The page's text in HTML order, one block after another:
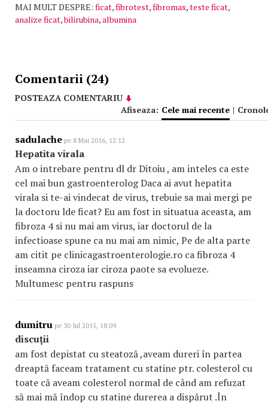
MAI MULT DESPRE: ficat,fibrotest,fibromax,teste ficat,
analize ficat,bilirubina,albumina
Comentarii (24)
POSTEAZA COMENTARIU
Afiseaza: Cele mai recente |
sadulache pe 8 Mai 2016, 12:12
Hepatita virala
Am o intrebare pentru dl dr Ditoiu , am inteles ca este
cel mai bun gastroenterolog Daca ai avut hepatita
virala si te-ai vindecat de virus, trebuie sa mai mergi pe
la doctoru lde ficat? Eu am fost in situatua aceasta, am
fibroza 4 si nu mai am virus, iar doctorul de la
infectioase spune ca nu mai am nimic, Pe de alta parte
am citit pe clinicagastroenterologie.ro ca fibroza 4
inseamna ciroza iar ciroza paote sa evolueze.
Multumesc pentru raspuns
dumitru pe 30 Iul 2015, 18:09
discuții
am fost depistat cu steatoză ,aveam dureri în partea
dreaptă faceam tratament cu statine ptr. colesterol cu
toate că aveam colesterol normal de când am refuzat
să mai mă îndop cu statine durerea a dispărut .În